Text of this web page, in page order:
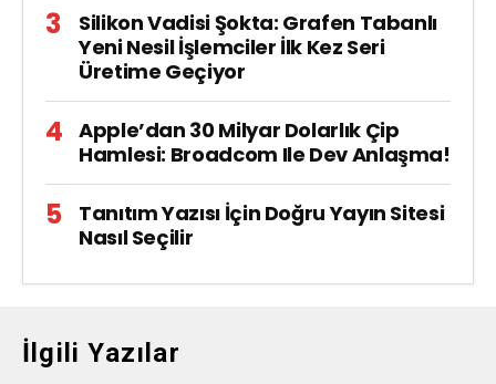
Silikon Vadisi Şokta: Grafen Tabanlı
Yeni Nesil İşlemciler İlk Kez Seri
Üretime Geçiyor
Apple’dan 30 Milyar Dolarlık Çip
Hamlesi: Broadcom Ile Dev Anlaşma!
Tanıtım Yazısı İçin Doğru Yayın Sitesi
Nasıl Seçilir
İlgili Yazılar